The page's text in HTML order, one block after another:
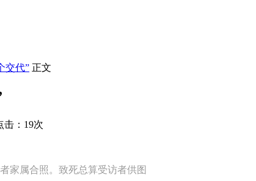
交代” 正文
击：19次
家属合照。致死总算受访者供图